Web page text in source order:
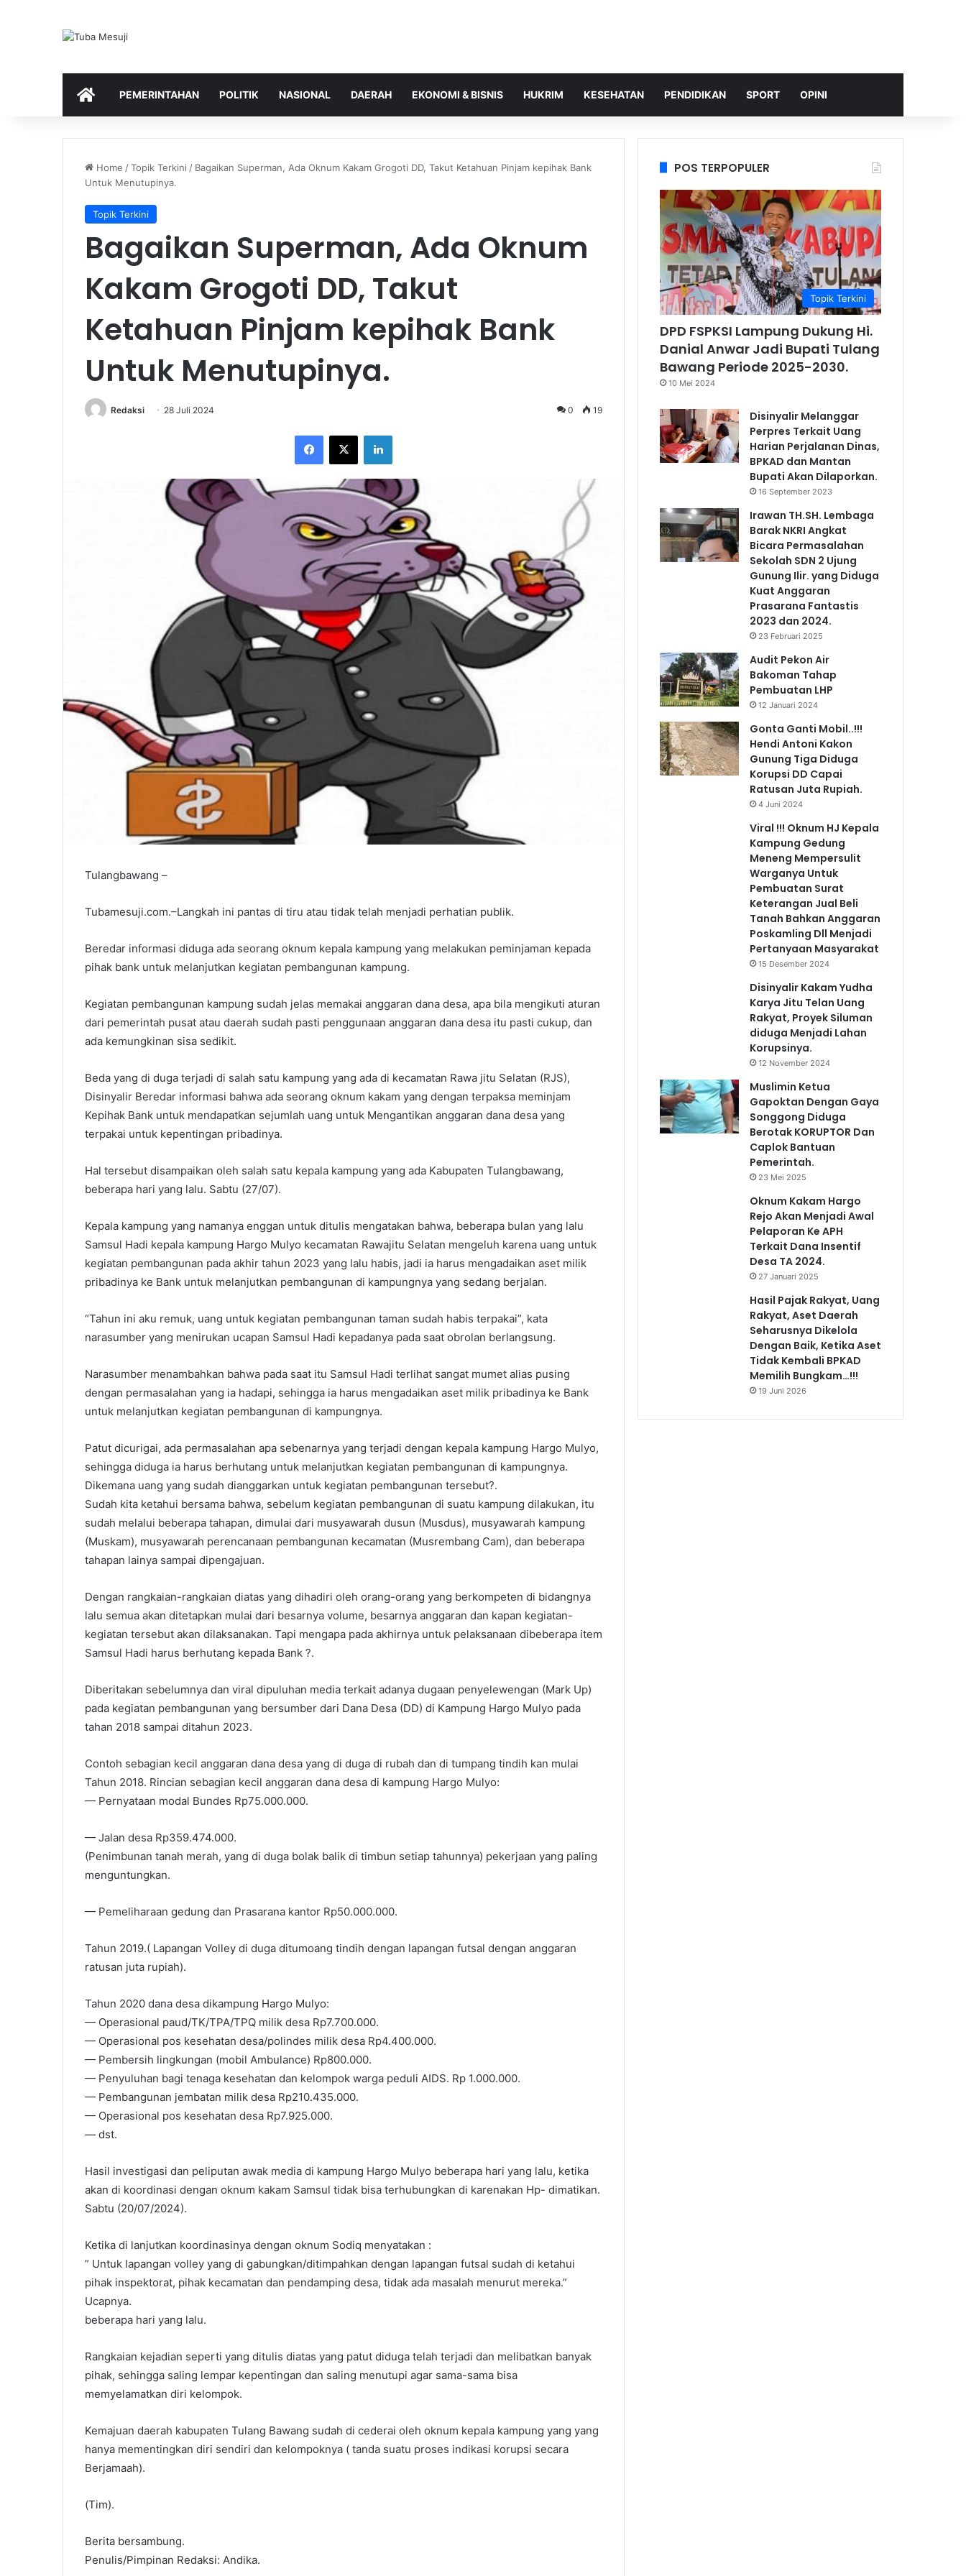
HOMEPEMERINTAHAN POLITIK NASIONAL DAERAH EKONOMI & BISNIS HUKRIM KESEHATAN PENDIDIKAN SPORT OPINI
Home /Topik Terkini / Bagaikan Superman, Ada Oknum Kakam Grogoti DD, Takut Ketahuan Pinjam kepihak Bank
Untuk Menutupinya.
Topik Terkini
Bagaikan Superman, Ada Oknum
Kakam Grogoti DD, Takut
Ketahuan Pinjam kepihak Bank
Untuk Menutupinya.
Redaksi 28 Juli 2024 0 19
Facebook
X LinkedIn
Tulangbawang –
Tubamesuji.com.–Langkah ini pantas di tiru atau tidak telah menjadi perhatian publik.
Beredar informasi diduga ada seorang oknum kepala kampung yang melakukan peminjaman kepada
pihak bank untuk melanjutkan kegiatan pembangunan kampung.
Kegiatan pembangunan kampung sudah jelas memakai anggaran dana desa, apa bila mengikuti aturan
dari pemerintah pusat atau daerah sudah pasti penggunaan anggaran dana desa itu pasti cukup, dan
ada kemungkinan sisa sedikit.
Beda yang di duga terjadi di salah satu kampung yang ada di kecamatan Rawa jitu Selatan (RJS),
Disinyalir Beredar informasi bahwa ada seorang oknum kakam yang dengan terpaksa meminjam
Kepihak Bank untuk mendapatkan sejumlah uang untuk Mengantikan anggaran dana desa yang
terpakai untuk kepentingan pribadinya.
Hal tersebut disampaikan oleh salah satu kepala kampung yang ada Kabupaten Tulangbawang,
beberapa hari yang lalu. Sabtu (27/07).
Kepala kampung yang namanya enggan untuk ditulis mengatakan bahwa, beberapa bulan yang lalu
Samsul Hadi kepala kampung Hargo Mulyo kecamatan Rawajitu Selatan mengeluh karena uang untuk
kegiatan pembangunan pada akhir tahun 2023 yang lalu habis, jadi ia harus mengadaikan aset milik
pribadinya ke Bank untuk melanjutkan pembangunan di kampungnya yang sedang berjalan.
“Tahun ini aku remuk, uang untuk kegiatan pembangunan taman sudah habis terpakai”, kata
narasumber yang menirukan ucapan Samsul Hadi kepadanya pada saat obrolan berlangsung.
Narasumber menambahkan bahwa pada saat itu Samsul Hadi terlihat sangat mumet alias pusing
dengan permasalahan yang ia hadapi, sehingga ia harus mengadaikan aset milik pribadinya ke Bank
untuk melanjutkan kegiatan pembangunan di kampungnya.
Patut dicurigai, ada permasalahan apa sebenarnya yang terjadi dengan kepala kampung Hargo Mulyo,
sehingga diduga ia harus berhutang untuk melanjutkan kegiatan pembangunan di kampungnya.
Dikemana uang yang sudah dianggarkan untuk kegiatan pembangunan tersebut?.
Sudah kita ketahui bersama bahwa, sebelum kegiatan pembangunan di suatu kampung dilakukan, itu
sudah melalui beberapa tahapan, dimulai dari musyawarah dusun (Musdus), musyawarah kampung
(Muskam), musyawarah perencanaan pembangunan kecamatan (Musrembang Cam), dan beberapa
tahapan lainya sampai dipengajuan.
Dengan rangkaian-rangkaian diatas yang dihadiri oleh orang-orang yang berkompeten di bidangnya
lalu semua akan ditetapkan mulai dari besarnya volume, besarnya anggaran dan kapan kegiatan-
kegiatan tersebut akan dilaksanakan. Tapi mengapa pada akhirnya untuk pelaksanaan dibeberapa item
Samsul Hadi harus berhutang kepada Bank ?.
Diberitakan sebelumnya dan viral dipuluhan media terkait adanya dugaan penyelewengan (Mark Up)
pada kegiatan pembangunan yang bersumber dari Dana Desa (DD) di Kampung Hargo Mulyo pada
tahan 2018 sampai ditahun 2023.
Contoh sebagian kecil anggaran dana desa yang di duga di rubah dan di tumpang tindih kan mulai
Tahun 2018. Rincian sebagian kecil anggaran dana desa di kampung Hargo Mulyo:
— Pernyataan modal Bundes Rp75.000.000.
— Jalan desa Rp359.474.000.
(Penimbunan tanah merah, yang di duga bolak balik di timbun setiap tahunnya) pekerjaan yang paling
menguntungkan.
— Pemeliharaan gedung dan Prasarana kantor Rp50.000.000.
Tahun 2019.( Lapangan Volley di duga ditumoang tindih dengan lapangan futsal dengan anggaran
ratusan juta rupiah).
Tahun 2020 dana desa dikampung Hargo Mulyo:
— Operasional paud/TK/TPA/TPQ milik desa Rp7.700.000.
— Operasional pos kesehatan desa/polindes milik desa Rp4.400.000.
— Pembersih lingkungan (mobil Ambulance) Rp800.000.
— Penyuluhan bagi tenaga kesehatan dan kelompok warga peduli AIDS. Rp 1.000.000.
— Pembangunan jembatan milik desa Rp210.435.000.
— Operasional pos kesehatan desa Rp7.925.000.
— dst.
Hasil investigasi dan peliputan awak media di kampung Hargo Mulyo beberapa hari yang lalu, ketika
akan di koordinasi dengan oknum kakam Samsul tidak bisa terhubungkan di karenakan Hp- dimatikan.
Sabtu (20/07/2024).
Ketika di lanjutkan koordinasinya dengan oknum Sodiq menyatakan :
” Untuk lapangan volley yang di gabungkan/ditimpahkan dengan lapangan futsal sudah di ketahui
pihak inspektorat, pihak kecamatan dan pendamping desa, tidak ada masalah menurut mereka.”
Ucapnya.
beberapa hari yang lalu.
Rangkaian kejadian seperti yang ditulis diatas yang patut diduga telah terjadi dan melibatkan banyak
pihak, sehingga saling lempar kepentingan dan saling menutupi agar sama-sama bisa
memyelamatkan diri kelompok.
Kemajuan daerah kabupaten Tulang Bawang sudah di cederai oleh oknum kepala kampung yang yang
hanya mementingkan diri sendiri dan kelompoknya ( tanda suatu proses indikasi korupsi secara
Berjamaah).
(Tim).
Berita bersambung.
Penulis/Pimpinan Redaksi: Andika.
POS TERPOPULER
Topik Terkini
DPD FSPKSI Lampung Dukung Hi.
Danial Anwar Jadi Bupati Tulang
Bawang Periode 2025-2030.
10 Mei 2024
Disinyalir Melanggar
Perpres Terkait Uang
Harian Perjalanan Dinas,
BPKAD dan Mantan
Bupati Akan Dilaporkan.
16 September 2023
Irawan TH.SH. Lembaga
Barak NKRI Angkat
Bicara Permasalahan
Sekolah SDN 2 Ujung
Gunung Ilir. yang Diduga
Kuat Anggaran
Prasarana Fantastis
2023 dan 2024.
23 Februari 2025
Audit Pekon Air
Bakoman Tahap
Pembuatan LHP
12 Januari 2024
Gonta Ganti Mobil..!!!
Hendi Antoni Kakon
Gunung Tiga Diduga
Korupsi DD Capai
Ratusan Juta Rupiah.
4 Juni 2024
Viral !!! Oknum HJ Kepala
Kampung Gedung
Meneng Mempersulit
Warganya Untuk
Pembuatan Surat
Keterangan Jual Beli
Tanah Bahkan Anggaran
Poskamling Dll Menjadi
Pertanyaan Masyarakat
15 Desember 2024
Disinyalir Kakam Yudha
Karya Jitu Telan Uang
Rakyat, Proyek Siluman
diduga Menjadi Lahan
Korupsinya.
12 November 2024
Muslimin Ketua
Gapoktan Dengan Gaya
Songgong Diduga
Berotak KORUPTOR Dan
Caplok Bantuan
Pemerintah.
23 Mei 2025
Oknum Kakam Hargo
Rejo Akan Menjadi Awal
Pelaporan Ke APH
Terkait Dana Insentif
Desa TA 2024.
27 Januari 2025
Hasil Pajak Rakyat, Uang
Rakyat, Aset Daerah
Seharusnya Dikelola
Dengan Baik, Ketika Aset
Tidak Kembali BPKAD
Memilih Bungkam…!!!
19 Juni 2026